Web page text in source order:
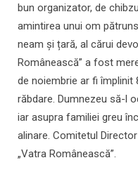
bun organizator, de
amintirea unui om
neam și țară, al cărui
Românească” a fost
de noiembrie ar fi împlinit
răbdare. Dumnezeu să-l
iar asupra familiei greu
alinare. Comitetul
„Vatra Românească”.